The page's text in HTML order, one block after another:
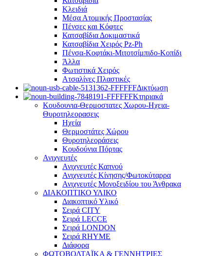
Κλειδιά
Μέσα Ατομικής Προστασίας
Πένσες και Κόφτες
Κατσαβίδια Δοκιμαστικά
Κατσαβίδια Χειρός Pz-Ph
Πένσα-Κοφτάκι-Μιτοτσίμπιδο-Κοπίδι
Άλλα
Φωτιστικά Χειρός
Ατσαλίνες Πλαστικές
Δικτύωση
Κτηριακά
Κουδουνια-Θερμοστατες Χωρου-Ηχεια-
Θυροτηλεορασεις
Ηχεία
Θερμοστάτες Χώρου
Θυροτηλεοράσεις
Κουδούνια Πόρτας
Ανιχνευτές
Ανιχνευτές Καπνού
Ανιχνευτές Κίνησης/Φωτοκύταρρα
Ανιχνευτές Μονοξειδίου του Άνθρακα
ΔΙΑΚΟΠΤΙΚΟ ΥΛΙΚΟ
Διακοπτικό Υλικό
Σειρά CITY
Σειρά LECCE
Σειρά LONDON
Σειρά RHYME
Διάφορα
ΦΩΤΟΒΟΛΤΑΪΚΑ & ΓΕΝΝΗΤΡΙΕΣ